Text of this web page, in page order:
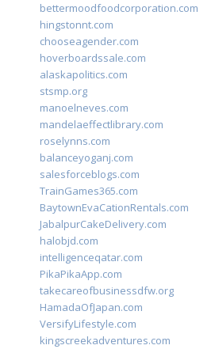
bettermoodfoodcorporation.com
hingstonnt.com
chooseagender.com
hoverboardssale.com
alaskapolitics.com
stsmp.org
manoelneves.com
mandelaeffectlibrary.com
roselynns.com
balanceyoganj.com
salesforceblogs.com
TrainGames365.com
BaytownEvaCationRentals.com
JabalpurCakeDelivery.com
halobjd.com
intelligenceqatar.com
PikaPikaApp.com
takecareofbusinessdfw.org
HamadaOfJapan.com
VersifyLifestyle.com
kingscreekadventures.com